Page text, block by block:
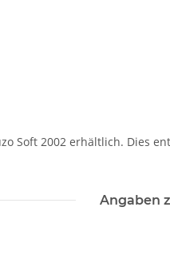
Soft 2002 erhältlich. Dies
Angaben